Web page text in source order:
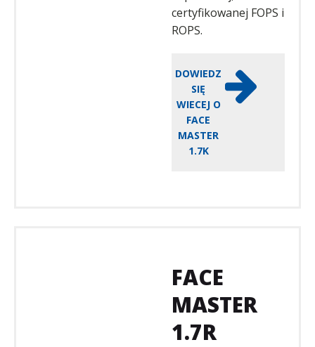
certyfikowanej FOPS i
ROPS.
DOWIEDZ
SIĘ
WIECEJ O
FACE
MASTER
1.7K
FACE
MASTER
1.7R